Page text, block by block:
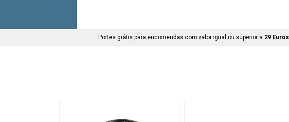
Portes grátis para encomendas com valor igual ou superior a 29 Euros